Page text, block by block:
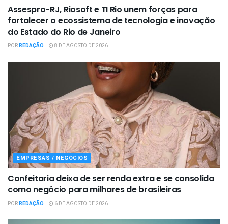
Assespro-RJ, Riosoft e TI Rio unem forças para
fortalecer o ecossistema de tecnologia e inovação
do Estado do Rio de Janeiro
PORREDAÇÃO 8 DE AGOSTO DE 2026
EMPRESAS / NEGÓCIOS
Confeitaria deixa de ser renda extra e se consolida
como negócio para milhares de brasileiras
PORREDAÇÃO 6 DE AGOSTO DE 2026